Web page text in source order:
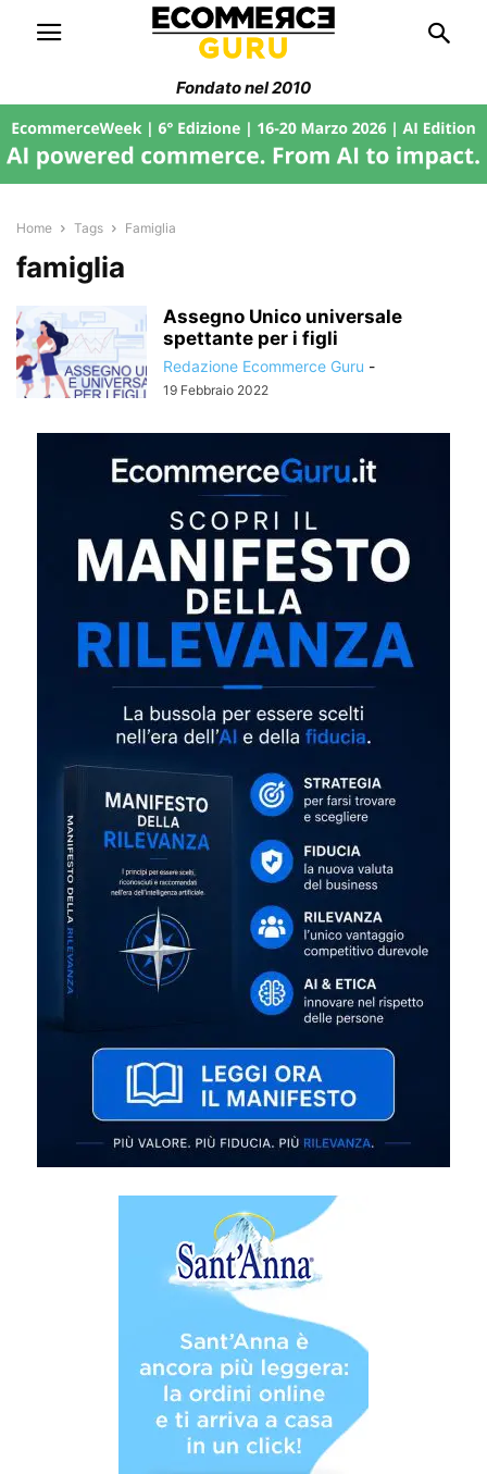
Fondato nel 2010
Home Tags Famiglia
famiglia
Assegno Unico universale
spettante per i figli
Redazione Ecommerce Guru -
19 Febbraio 2022